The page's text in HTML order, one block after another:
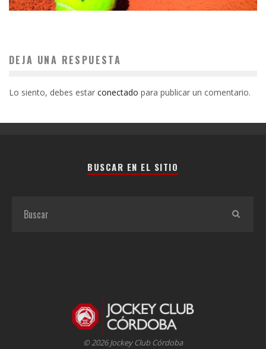
DEJA UNA RESPUESTA
Lo siento, debes estar conectado para publicar un comentario.
BUSCAR EN EL SITIO
© 2026 Jockey Club Córdoba